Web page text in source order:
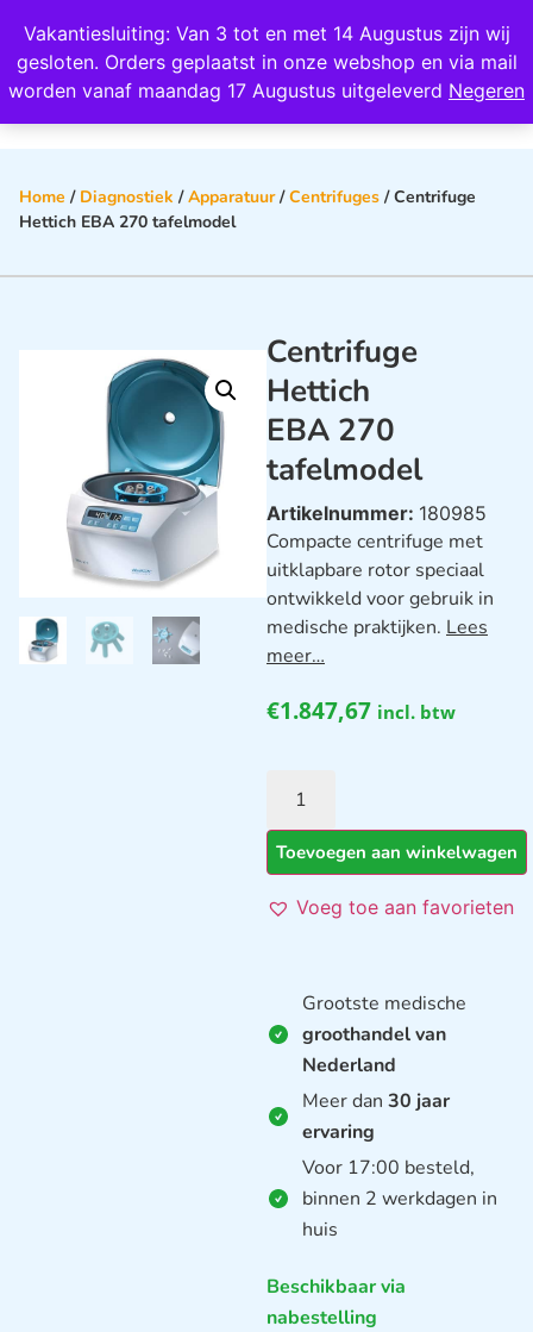
Vakantiesluiting: Van 3 tot en met 14 Augustus zijn wij
gesloten. Orders geplaatst in onze webshop en via mail
worden vanaf maandag 17 Augustus uitgeleverd Negeren
Wij scoren een 4,8 op Google
Home / Diagnostiek /Apparatuur/Centrifuges / Centrifuge
Hettich EBA 270 tafelmodel
Centrifuge
Hettich
EBA 270
tafelmodel
Artikelnummer: 180985
Compacte centrifuge met
uitklapbare rotor speciaal
ontwikkeld voor gebruik in
medische praktijken. Lees
meer…
€1.847,67 incl. btw
Toevoegen aan winkelwagen
Voeg toe aan favorieten
Grootste medische
groothandel van
Nederland
Meer dan 30 jaar
ervaring
Voor 17:00 besteld,
binnen 2 werkdagen in
huis
Beschikbaar via
nabestelling